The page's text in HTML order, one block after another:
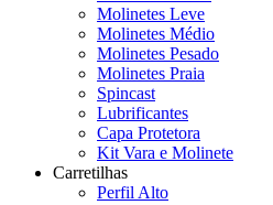
Molinetes Leve
Molinetes Médio
Molinetes Pesado
Molinetes Praia
Spincast
Lubrificantes
Capa Protetora
Kit Vara e Molinete
Carretilhas
Perfil Alto